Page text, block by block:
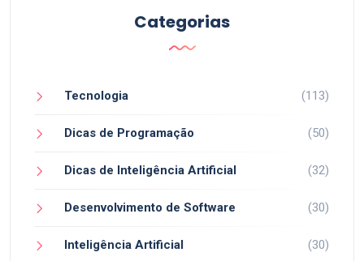
Categorias
Tecnologia (113)
Dicas de Programação (50)
Dicas de Inteligência Artificial (32)
Desenvolvimento de Software (30)
Inteligência Artificial (30)